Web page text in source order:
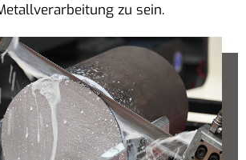
zu sein.